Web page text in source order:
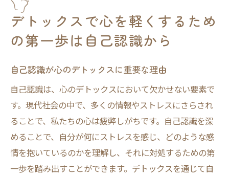
心のデトックスにおける自己成長のプロセ
ス
深呼吸が心身に与えるデトックス作用
瞑想と深呼吸を組み合わせたデトックス法
初心者のための瞑想の始め方
心を落ち着ける深呼吸のテクニック
日常生活に瞑想と深呼吸を取り入れるコツ
デトックスで心を軽くするため
の第一歩は自己認識から
自己認識が心のデトックスに重要な理由
自己認識は、心のデトックスにおいて欠かせない要素で
す。現代社会の中で、多くの情報やストレスにさらされ
ることで、私たちの心は疲弊しがちです。自己認識を深
めることで、自分が何にストレスを感じ、どのような感
情を抱いているのかを理解し、それに対処するための第
一歩を踏み出すことができます。デトックスを通じて自